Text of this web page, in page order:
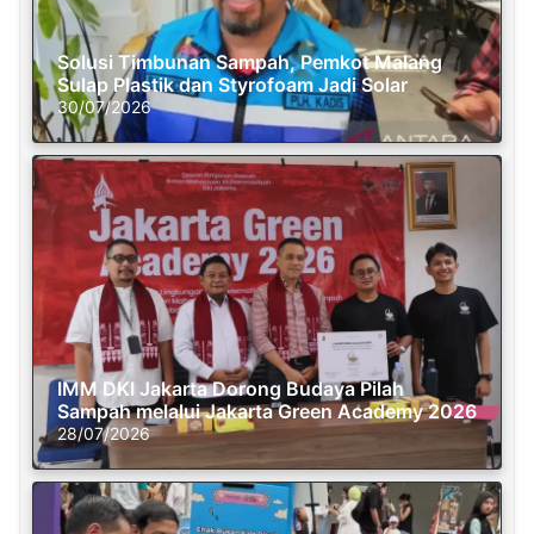
Solusi Timbunan Sampah, Pemkot Malang
Sulap Plastik dan Styrofoam Jadi Solar
30/07/2026
IMM DKI Jakarta Dorong Budaya Pilah
Sampah melalui Jakarta Green Academy 2026
28/07/2026